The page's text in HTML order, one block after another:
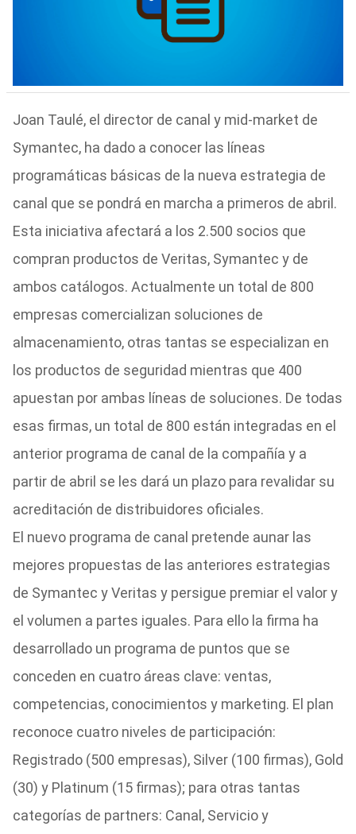
Joan Taulé, el director de canal y mid-market de
Symantec, ha dado a conocer las líneas
programáticas básicas de la nueva estrategia de
canal que se pondrá en marcha a primeros de abril.
Esta iniciativa afectará a los 2.500 socios que
compran productos de Veritas, Symantec y de
ambos catálogos. Actualmente un total de 800
empresas comercializan soluciones de
almacenamiento, otras tantas se especializan en
los productos de seguridad mientras que 400
apuestan por ambas líneas de soluciones. De todas
esas firmas, un total de 800 están integradas en el
anterior programa de canal de la compañía y a
partir de abril se les dará un plazo para revalidar su
acreditación de distribuidores oficiales.
El nuevo programa de canal pretende aunar las
mejores propuestas de las anteriores estrategias
de Symantec y Veritas y persigue premiar el valor y
el volumen a partes iguales. Para ello la firma ha
desarrollado un programa de puntos que se
conceden en cuatro áreas clave: ventas,
competencias, conocimientos y marketing. El plan
reconoce cuatro niveles de participación:
Registrado (500 empresas), Silver (100 firmas), Gold
(30) y Platinum (15 firmas); para otras tantas
categorías de partners: Canal, Servicio y